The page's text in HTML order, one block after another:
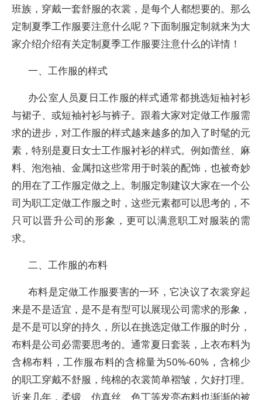
班族，穿戴一套舒服的衣裳，是每个人都想要的。那么
定制夏季工作服要注意什么呢？下面制服定制就来为大
家介绍介绍有关定制夏季工作服要注意什么的详情！
一、工作服的样式
办公室人员夏日工作服的样式通常都挑选短袖衬衫
与裙子、或短袖衬衫与裤子。跟着大家对定做工作服需
求的进步，对工作服的样式越来越多的加入了时髦的元
素，特别是夏日女士工作服衬衫的样式。例如蕾丝、麻
料、泡泡袖、金属扣这些常用于时装的配饰，也被奇妙
的用在了工作服定做之上。制服定制建议大家在一个公
司为职工定做工作服之时，这些元素都可以思考的，不
只可以晋升公司的形象，更可以满意职工对服装的需
求。
二、工作服的布料
布料是定做工作服要害的一环，它决议了衣裳穿起
来是不是适宜，是不是有型可以展现公司需求的形象，
是不是可以穿的持久，所以在挑选定做工作服的时分，
布料是公司必需要思考的。通常夏日套装，上衣布料为
含棉布料，工作服布料的含棉量为50%-60%，含棉少
的职工穿戴不舒服，纯棉的衣裳简单褶皱，欠好打理。
近来几年，柔锻、仿真丝、色丁等发亮布料也渐渐的被